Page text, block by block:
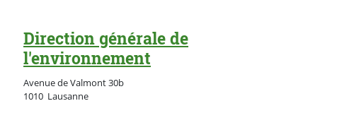
Direction générale de
l'environnement
Avenue de Valmont 30b
1010 LausanneSuisse